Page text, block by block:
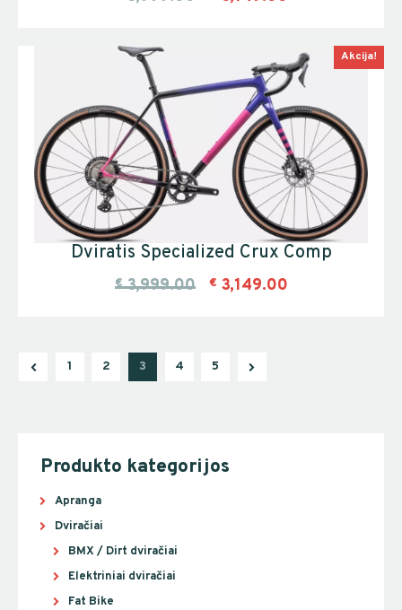
Akcija!
Dviratis Specialized Crux Comp
€ 3,999.00 € 3,149.00
1 2 3 4 5
Produkto kategorijos
Apranga
Dviračiai
BMX / Dirt dviračiai
Elektriniai dviračiai
Fat Bike